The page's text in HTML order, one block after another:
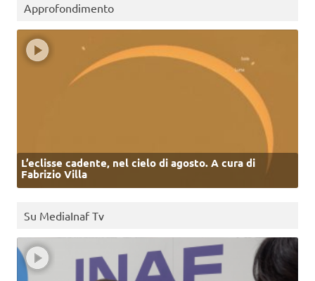
Approfondimento
L’eclisse cadente, nel cielo di agosto. A cura di
Fabrizio Villa
Su MediaInaf Tv